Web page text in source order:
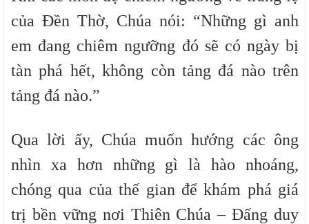
của Đền Thờ, Chúa nói: “Những gì anh
em đang chiêm ngưỡng đó sẽ có ngày bị
tàn phá hết, không còn tảng đá nào trên
tảng đá nào.”
Qua lời ấy, Chúa muốn hướng các ông
nhìn xa hơn những gì là hào nhoáng,
chóng qua của thế gian để khám phá giá
trị bền vững nơi Thiên Chúa – Đấng duy